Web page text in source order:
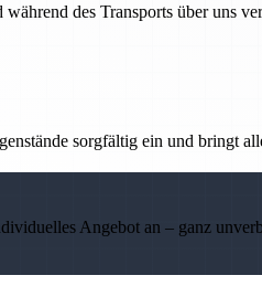
des Transports über uns
sorgfältig ein und bringt
Angebot an – ganz